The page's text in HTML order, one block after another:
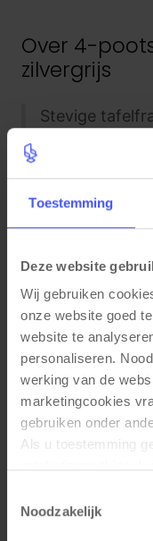
Toestemming
Deze website
Wij gebruiken
onze website goed
website te
personaliseren.
werking van de
marketingcookies
gebruiken onder
Als u toestemming
analyse,
Noodzakelijk
Over 4-
zilvergrijs
Stevige
Het onderstel
wiebelt niet.
Specificaties
Kleuren
Zilvergrijs
Functionele
Stelvoeten